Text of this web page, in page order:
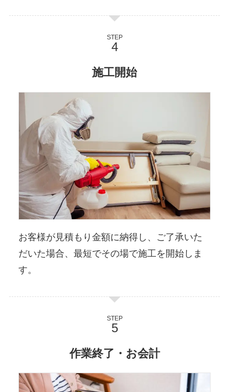
STEP
施工開始
お客様が見積もり金額に納得し、ご了承いた
だいた場合、最短でその場で施工を開始しま
す。
STEP
作業終了・お会計